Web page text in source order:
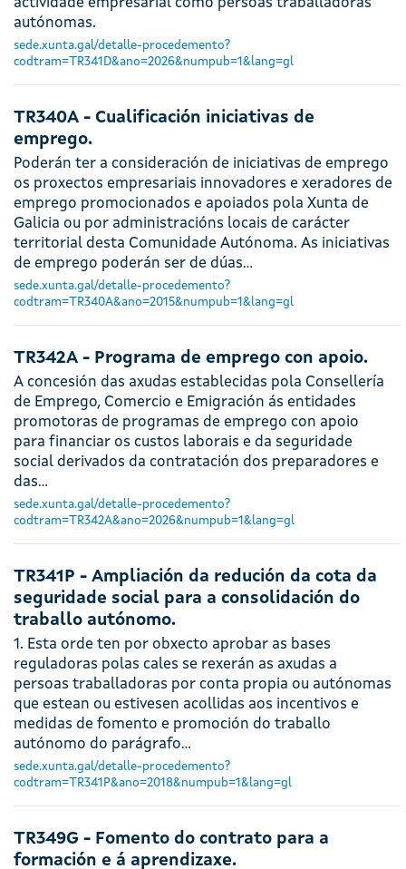
actividade empresarial como persoas traballadoras
autónomas.
sede.xunta.gal/detalle-procedemento?
codtram=TR341D&ano=2026&numpub=1&lang=gl
TR340A - Cualificación iniciativas de
emprego.
Poderán ter a consideración de iniciativas de emprego
os proxectos empresariais innovadores e xeradores de
emprego promocionados e apoiados pola Xunta de
Galicia ou por administracións locais de carácter
territorial desta Comunidade Autónoma. As iniciativas
de emprego poderán ser de dúas…
sede.xunta.gal/detalle-procedemento?
codtram=TR340A&ano=2015&numpub=1&lang=gl
TR342A - Programa de emprego con apoio.
A concesión das axudas establecidas pola Consellería
de Emprego, Comercio e Emigración ás entidades
promotoras de programas de emprego con apoio
para financiar os custos laborais e da seguridade
social derivados da contratación dos preparadores e
das…
sede.xunta.gal/detalle-procedemento?
codtram=TR342A&ano=2026&numpub=1&lang=gl
TR341P - Ampliación da redución da cota da
seguridade social para a consolidación do
traballo autónomo.
1. Esta orde ten por obxecto aprobar as bases
reguladoras polas cales se rexerán as axudas a
persoas traballadoras por conta propia ou autónomas
que estean ou estivesen acollidas aos incentivos e
medidas de fomento e promoción do traballo
autónomo do parágrafo…
sede.xunta.gal/detalle-procedemento?
codtram=TR341P&ano=2018&numpub=1&lang=gl
TR349G - Fomento do contrato para a
formación e á aprendizaxe.